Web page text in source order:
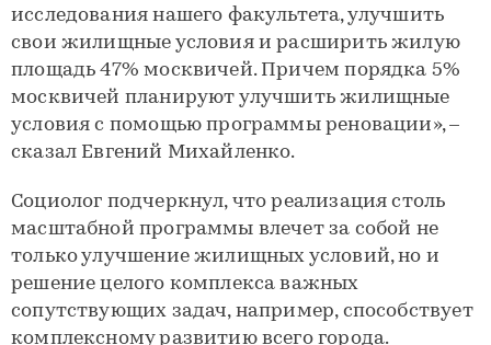
исследования нашего факультета, улучшить
свои жилищные условия и расширить жилую
площадь 47% москвичей. Причем порядка 5%
москвичей планируют улучшить жилищные
условия с помощью программы реновации», –
сказал Евгений Михайленко.
Социолог подчеркнул, что реализация столь
масштабной программы влечет за собой не
только улучшение жилищных условий, но и
решение целого комплекса важных
сопутствующих задач, например, способствует
комплексному развитию всего города.